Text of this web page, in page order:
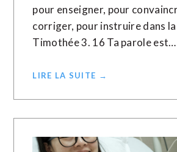
pour enseigner, pour
corriger, pour instruire dans
Timothée 3. 16 Ta parole est…
LIRE LA SUITE →